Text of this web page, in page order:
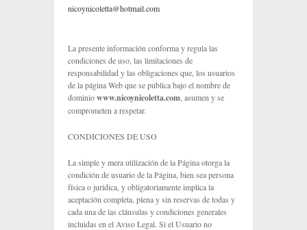
nicoynicoletta@hotmail.com
La presente información conforma y regula las
condiciones de uso, las limitaciones de
responsabilidad y las obligaciones que, los usuarios
de la página Web que se publica bajo el nombre de
dominiowww.nicoynicoletta.com , asumen y se
comprometen a respetar.
CONDICIONES DE USO
La simple y mera utilización de la Página otorga la
condición de usuario de la Página, bien sea persona
física o jurídica, y obligatoriamente implica la
aceptación completa, plena y sin reservas de todas y
cada una de las cláusulas y condiciones generales
incluidas en el Aviso Legal. Si el Usuario no